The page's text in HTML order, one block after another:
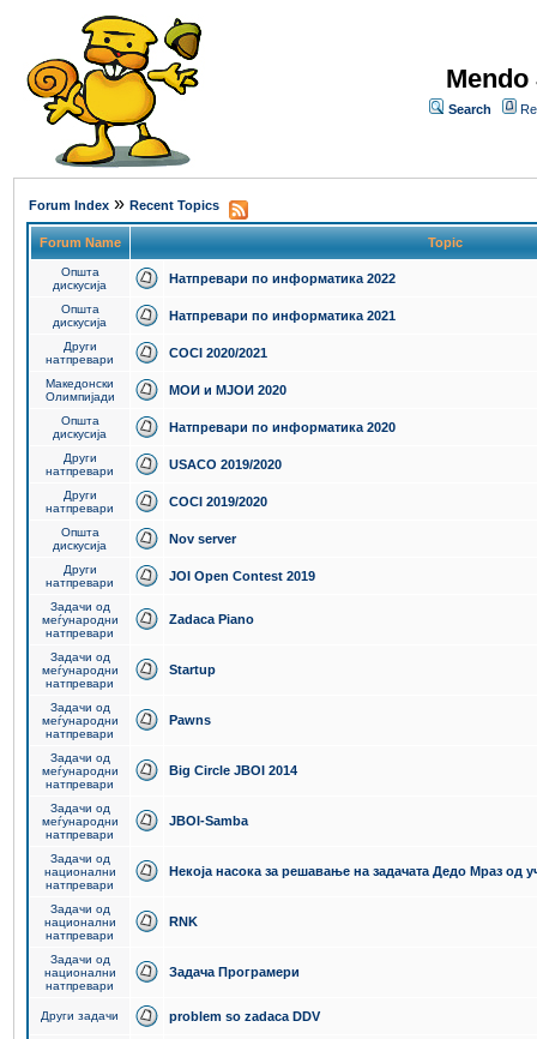
Search
Forum Index » Recent Topics
Forum Name Topic
Општа
дискусија
Натпревари по информатика 2022
Општа
дискусија
Натпревари по информатика 2021
Други
натпревари
COCI 2020/2021
Македонски
Олимпијади
МОИ и МЈОИ 2020
Општа
дискусија
Натпревари по информатика 2020
Други
натпревари
USACO 2019/2020
Други
натпревари
COCI 2019/2020
Општа
дискусија
Nov server
Други
натпревари
JOI Open Contest 2019
Задачи од
меѓународни
натпревари
Zadaca Piano
Задачи од
меѓународни
натпревари
Startup
Задачи од
меѓународни
натпревари
Pawns
Задачи од
меѓународни
натпревари
Big Circle JBOI 2014
Задачи од
меѓународни
натпревари
JBOI-Samba
Задачи од
национални
натпревари
Некоја насока за решавање на задачата Дедо Мраз од
Задачи од
национални
натпревари
RNK
Задачи од
национални
натпревари
Задача Програмери
Други задачи problem so zadaca DDV